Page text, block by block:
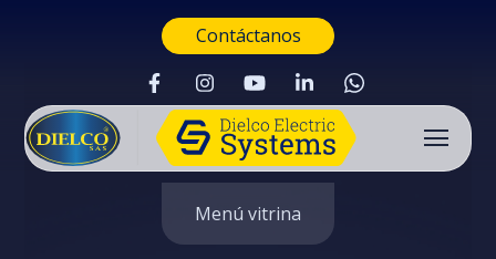
Contáctanos
Menú vitrina